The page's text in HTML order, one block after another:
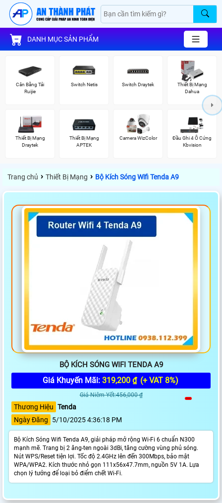
DANH MỤC SẢN PHẨM
Cân Bằng Tải
Ruijie
Switch Netis Switch Draytek
Thiết Bị Mạng
Dahua
Thiết Bị Mạng
Draytek
Thiết Bị Mạng
APTEK
Camera WizColor
Đầu Ghi 4 Ổ Cứng
Kbvision
Trang chủ › Thiết Bị Mạng › Bộ Kích Sóng Wifi Tenda A9
BỘ KÍCH SÓNG WIFI TENDA A9
Giá Khuyến Mãi: 319,200 ₫ (+ VAT 8%)
Giá Niêm Yết:456,000 ₫
Thương Hiệu Tenda
Ngày Đăng
5/10/2025 4:36:18 PM
Bộ Kích Sóng Wifi Tenda A9, giải pháp mở rộng Wi-Fi 6 chuẩn N300
mạnh mẽ. Trang bị 2 ăng-ten ngoài 3dBi, tăng cường vùng phủ sóng.
Nút WPS/Reset tiện lợi. Tốc độ 2.4GHz lên đến 300Mbps, bảo mật
WPA/WPA2. Kích thước nhỏ gọn 111x56x47.7mm, nguồn 5V 1A. Lựa
chọn lý tưởng để loại bỏ điểm chết Wi-Fi.